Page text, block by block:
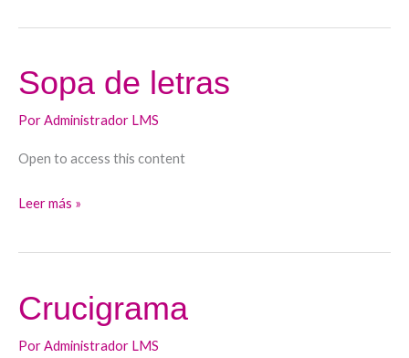
Sopa de letras
PorAdministrador LMS
Open to access this content
Sopa
de
letras
Leer más »
Crucigrama
PorAdministrador LMS
Crucigrama